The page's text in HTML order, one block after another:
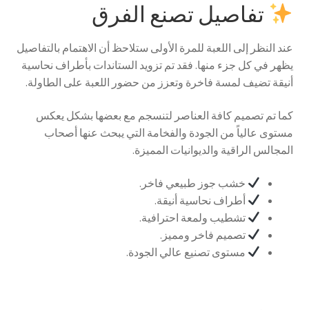
تفاصيل تصنع الفرق
عند النظر إلى اللعبة للمرة الأولى ستلاحظ أن الاهتمام بالتفاصيل
يظهر في كل جزء منها. فقد تم تزويد الستاندات بأطراف نحاسية
أنيقة تضيف لمسة فاخرة وتعزز من حضور اللعبة على الطاولة.
كما تم تصميم كافة العناصر لتنسجم مع بعضها بشكل يعكس
مستوى عالياً من الجودة والفخامة التي يبحث عنها أصحاب
المجالس الراقية والديوانيات المميزة.
خشب جوز طبيعي فاخر.
أطراف نحاسية أنيقة.
تشطيب ولمعة احترافية.
تصميم فاخر ومميز.
مستوى تصنيع عالي الجودة.